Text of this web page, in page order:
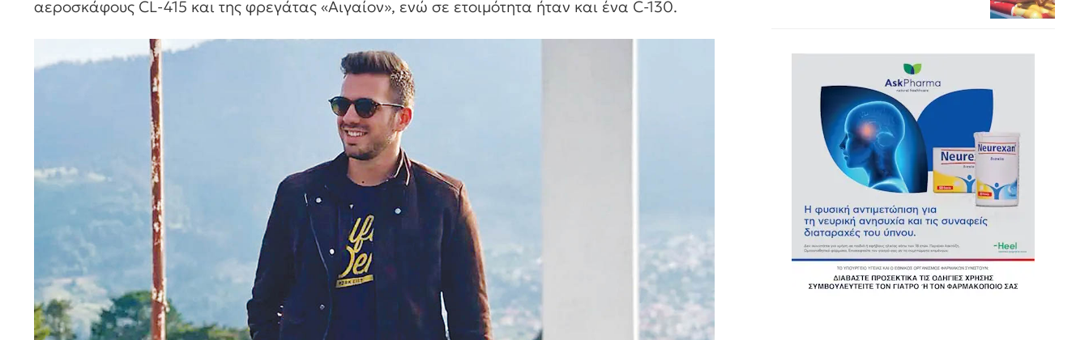
αεροσκάφους CL-415 και της φρεγάτας «Αιγαίον», ενώ σε ετοιμότητα ήταν και ένα C-130.